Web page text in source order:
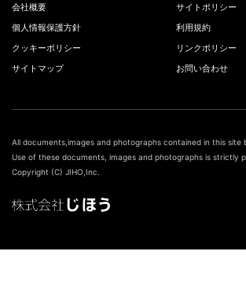
会社概要
サイトポリシー
個人情報保護方針
利用規約
クッキーポリシー
リンクポリシー
サイトマップ
お問い合わせ
All documents,images and photographs contained in this site
Use of these documents, images and photographs is strictly
Copyright (C) JIHO,Inc.